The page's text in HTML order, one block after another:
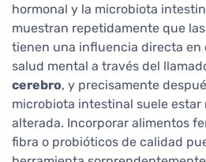
hormonal y la microbiota
muestran repetidamente que
tienen una influencia directa en
salud mental a través del
cerebro, y precisamente
microbiota intestinal suele
alterada. Incorporar alimentos
fibra o probióticos de calidad